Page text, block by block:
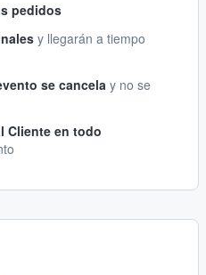
pedidos
y llegarán a tiempo
se cancela y no se
Cliente en todo